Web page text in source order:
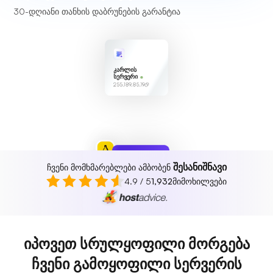
30-დღიანი თანხის დაბრუნების გარანტია
საფრთხეები
კარლის
სერვერი
255.189.85.19
ჩვენი მომხმარებლები ამბობენ შესანიშნავი
4.9 / 51,932მიმოხილვები
იპოვეთ სრულყოფილი მორგება
ჩვენი გამოყოფილი სერვერის